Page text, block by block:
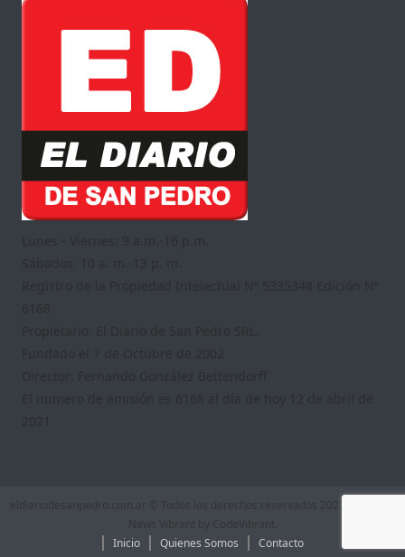
Lunes - Viernes: 9 a.m.-16 p.m.
Sábados: 10 a. m.-13 p. m.
Registro de la Propiedad Intelectual Nº 5335348 Edición Nº
6168
Propietario: El Diario de San Pedro SRL.
Fundado el 7 de Octubre de 2002
Director: Fernando González Bettendorff
El numero de emisión es 6168 al día de hoy 12 de abril de
2021
eldiariodesanpedro.com.ar © Todos los derechos reservados 2022
News Vibrant by CodeVibrant.
Inicio
Quienes Somos Contacto